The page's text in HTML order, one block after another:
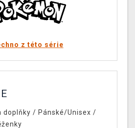
z této série
doplňky / Pánské/Unisex /